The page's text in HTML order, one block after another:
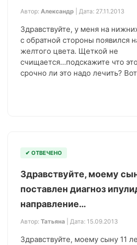
Автор: Александр | Дата: 27.11.2013
Здравствуйте, у меня на
с обратной стороны появился
желтого цвета. Щеткой не
счищается...подскажите что
срочно ли это надо лечить?
✔ ОТВЕЧЕНО
Здравствуйте, моему
поставлен диагноз
направление…
Автор: Татьяна | Дата: 15.09.2013
Здравствуйте, моему сыну 11